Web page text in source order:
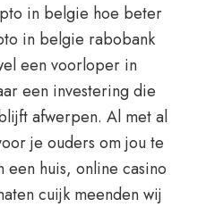
in belgie hoe beter
in belgie rabobank
een voorloper in
een investering die
afwerpen. Al met al
je ouders om jou te
huis, online casino
cuijk meenden wij